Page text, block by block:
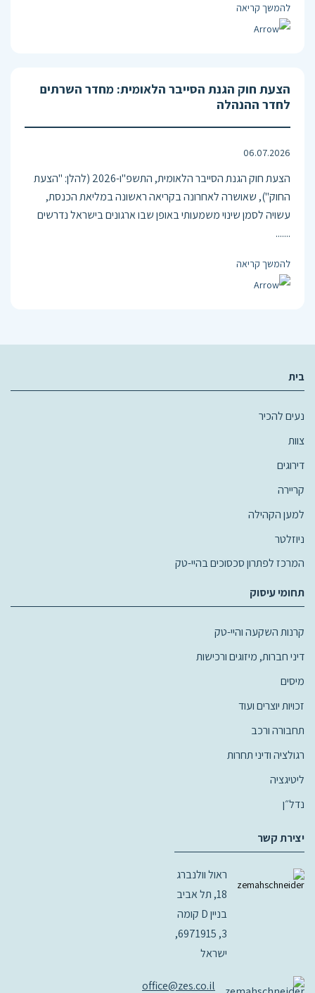
להמשך קריאה
הצעת חוק הגנת הסייבר הלאומית: מחדר השרתים
לחדר ההנהלה
06.07.2026
הצעת חוק הגנת הסייבר הלאומית, התשפ"ו-2026 (להלן: "הצעת
החוק"), שאושרה לאחרונה בקריאה ראשונה במליאת הכנסת,
עשויה לסמן שינוי משמעותי באופן שבו ארגונים בישראל נדרשים
.......
להמשך קריאה
בית
נעים להכיר
צוות
דירוגים
קריירה
למען הקהילה
ניוזלטר
המרכז לפתרון סכסוכים בהיי-טק
תחומי עיסוק
קרנות השקעה והיי-טק
דיני חברות, מיזוגים ורכישות
מיסים
זכויות יוצרים ועוד
תחבורה ורכב
רגולציה ודיני תחרות
ליטיגציה
נדל״ן
יצירת קשר
ראול וולנברג
18, תל אביב
בניין D קומה
3, 6971915,
ישראל
office@zes.co.il